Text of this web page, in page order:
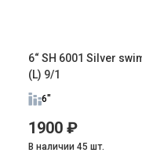
6“ SH 6001 Silver
(L) 9/1
6"
1900 ₽
В наличии 45 шт.